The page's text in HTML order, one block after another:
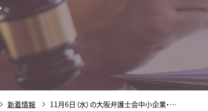
新着情報 11月6日（水）の大阪弁護士会中小企業・…